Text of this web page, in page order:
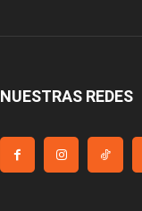
NUESTRAS REDES